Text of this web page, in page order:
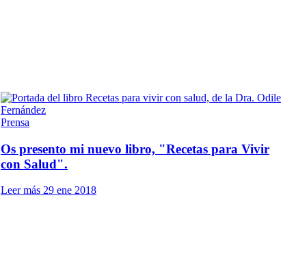
Prensa
Os presento mi nuevo libro, "Recetas para Vivir
con Salud".
Leer más 29 ene 2018